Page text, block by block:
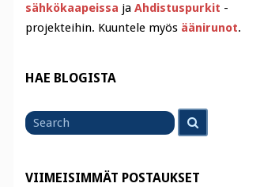
sähkökaapeissa ja Ahdistuspurkit -
projekteihin. Kuuntele myös äänirunot.
HAE BLOGISTA
for
VIIMEISIMMÄT POSTAUKSET